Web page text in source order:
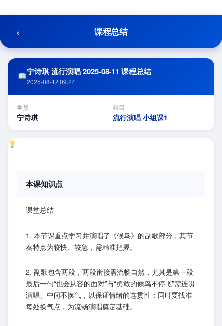
至
容
‹ 课程总结
宁诗琪 流行演唱 2025-08-11 课程总结
2025-08-12 09:24
学员
宁诗琪
科目
流行演唱 小组课1
本课知识点
课堂总结
1. 本节课重点学习并演唱了《候鸟》的副歌部分，其节
奏特点为较快、较急，需精准把握。
2. 副歌包含两段，两段衔接需流畅自然，尤其是第一段
最后一句“也会从容的面对”与“勇敢的候鸟不停飞”需连贯
演唱、中间不换气，以保证情绪的连贯性；同时要找准
每处换气点，为流畅演唱奠定基础。